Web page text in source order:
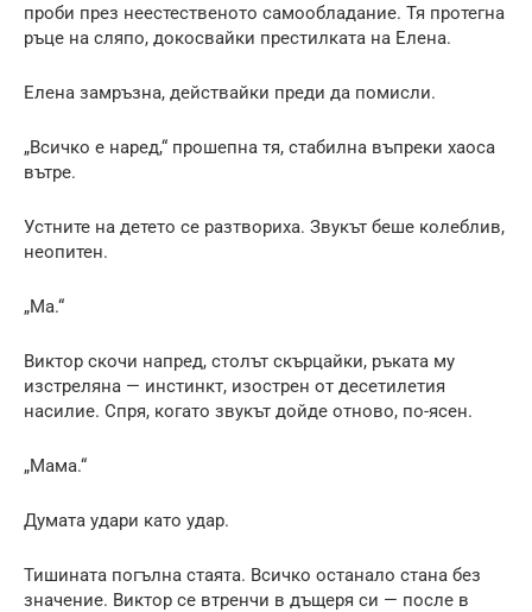
проби през неестественото самообладание. Тя протегна
ръце на сляпо, докосвайки престилката на Елена.
Елена замръзна, действайки преди да помисли.
„Всичко е наред,“ прошепна тя, стабилна въпреки хаоса
вътре.
Устните на детето се разтвориха. Звукът беше колеблив,
неопитен.
„Ма.“
Виктор скочи напред, столът скърцайки, ръката му
изстреляна — инстинкт, изострен от десетилетия
насилие. Спря, когато звукът дойде отново, по-ясен.
„Мама.“
Думата удари като удар.
Тишината погълна стаята. Всичко останало стана без
значение. Виктор се втренчи в дъщеря си — после в